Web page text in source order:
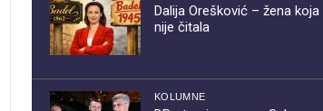
Dalija Orešković – žena koja
nije čitala
KOLUMNE